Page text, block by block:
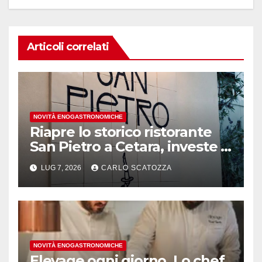
Articoli correlati
NOVITÀ ENOGASTRONOMICHE
Riapre lo storico ristorante
San Pietro a Cetara, investe il
gruppo Armatore
LUG 7, 2026 CARLO SCATOZZA
NOVITÀ ENOGASTRONOMICHE